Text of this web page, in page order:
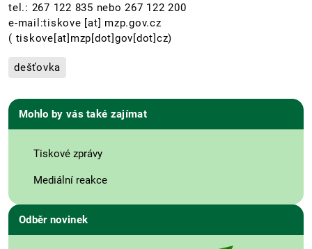
tel.: 267 122 835 nebo 267 122 200
e-mail:tiskove [at] mzp.gov.cz
( tiskove[at]mzp[dot]gov[dot]cz)
dešťovka
Mohlo by vás také zajímat
Tiskové zprávy
Mediální reakce
Odběr novinek